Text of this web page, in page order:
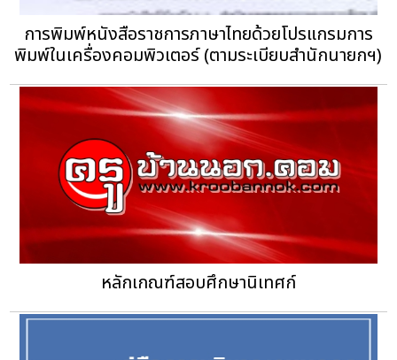
การพิมพ์หนังสือราชการภาษาไทยด้วยโปรแกรมการ
พิมพ์ในเครื่องคอมพิวเตอร์ (ตามระเบียบสำนักนายกฯ)
หลักเกณฑ์สอบศึกษานิเทศก์